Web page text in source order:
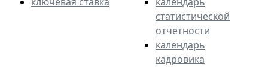
статистической
отчетности
календарь
кадровика